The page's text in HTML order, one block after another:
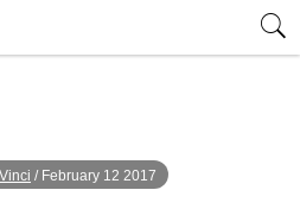
/ February 12 2017